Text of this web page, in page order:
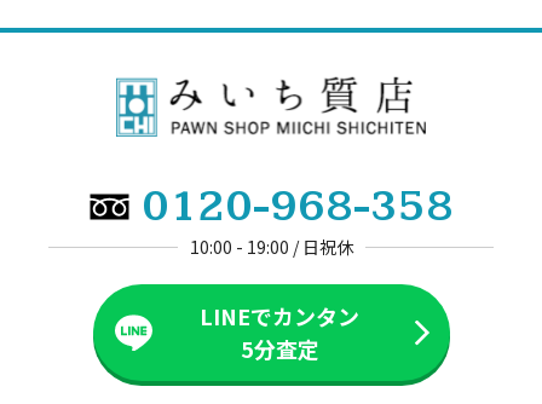
0120-968-358
10:00 - 19:00 / 日祝休
LINEでカンタン
5分査定